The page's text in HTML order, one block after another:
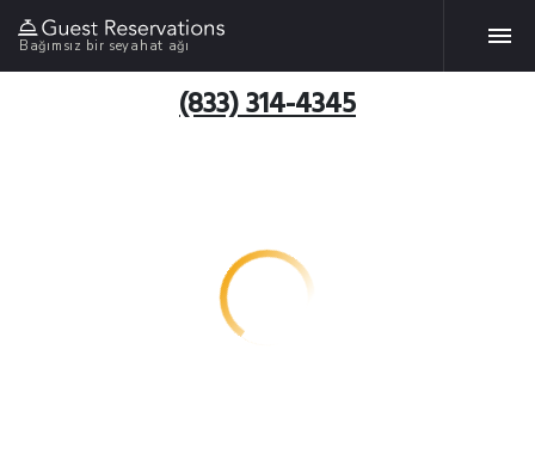
Bağımsız bir seyahat ağı
(833) 314-4345